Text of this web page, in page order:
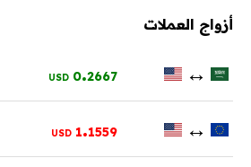
أزواج العملات
↔
0.2667
USD
↔
1.1559
USD